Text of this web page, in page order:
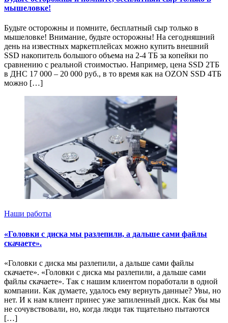
мышеловке!
Будьте осторожны и помните, бесплатный сыр только в
мышеловке! Внимание, будьте осторожны! На сегодняшний
день на известных маркетплейсах можно купить внешний
SSD накопитель большого объема на 2-4 ТБ за копейки по
сравнению с реальной стоимостью. Например, цена SSD 2ТБ
в ДНС 17 000 – 20 000 руб., в то время как на OZON SSD 4ТБ
можно […]
Наши работы
«Головки с диска мы разлепили, а дальше сами файлы
скачаете».
«Головки с диска мы разлепили, а дальше сами файлы
скачаете». «Головки с диска мы разлепили, а дальше сами
файлы скачаете». Так с нашим клиентом поработали в одной
компании. Как думаете, удалось ему вернуть данные? Увы, но
нет. И к нам клиент принес уже запиленный диск. Как бы мы
не сочувствовали, но, когда люди так тщательно пытаются
[…]